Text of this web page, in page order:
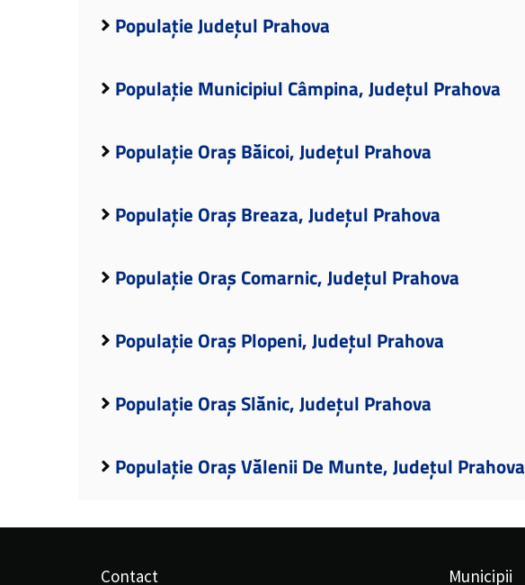
Populație Județul Prahova
Populație Municipiul Câmpina, Județul Prahova
Populație Oraș Băicoi, Județul Prahova
Populație Oraș Breaza, Județul Prahova
Populație Oraș Comarnic, Județul Prahova
Populație Oraș Plopeni, Județul Prahova
Populație Oraș Slănic, Județul Prahova
Populație Oraș Vălenii De Munte, Județul Prahova
Contact Municipii